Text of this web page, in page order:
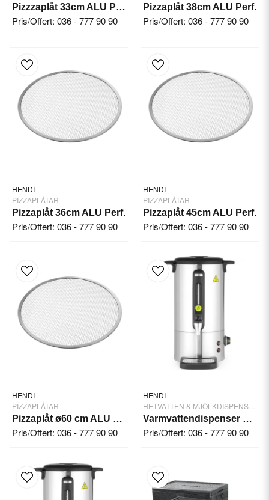
Pizzzaplåt 33cm ALU Perf.
Pris/Offert: 036 - 777 90 90
Pizzaplåt 38cm ALU Perf.
Pris/Offert: 036 - 777 90 90
HENDI
PIZZAPLÅTAR
Pizzaplåt 36cm ALU Perf.
Pris/Offert: 036 - 777 90 90
HENDI
PIZZAPLÅTAR
Pizzaplåt 45cm ALU Perf.
Pris/Offert: 036 - 777 90 90
HENDI
PIZZAPLÅTAR
Pizzaplåt ø60 cm ALU Perf.
Pris/Offert: 036 - 777 90 90
HENDI
Varmvattendispenser 9 Ltr. Rostfritt Stål
Pris/Offert: 036 - 777 90 90